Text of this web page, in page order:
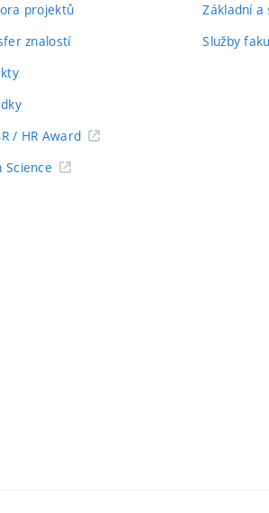
projektů
znalostí
/ HR Award
Science
Základní
Služby